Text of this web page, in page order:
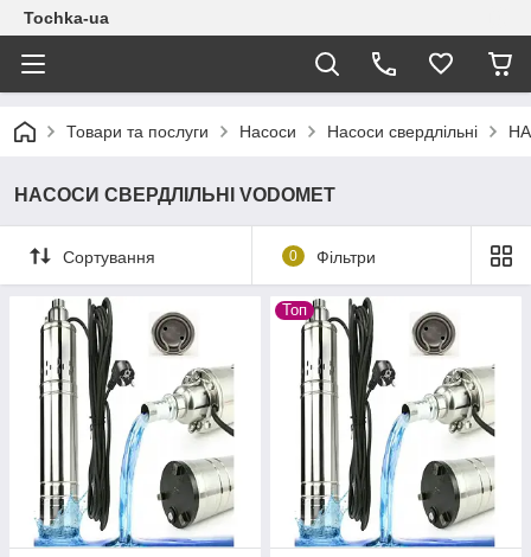
Tochka-ua
Товари та послуги Насоси Насоси свердлільні
НАСОСИ СВЕРДЛІЛЬНІ VODOMET
Сортування 0 Фільтри
Топ